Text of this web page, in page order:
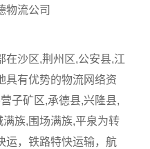
在沙区,荆州区,公安县,江
具有优势的物流网络资
子矿区,承德县,兴隆县,
族,围场满族,平泉为转
运，铁路特快运输，航